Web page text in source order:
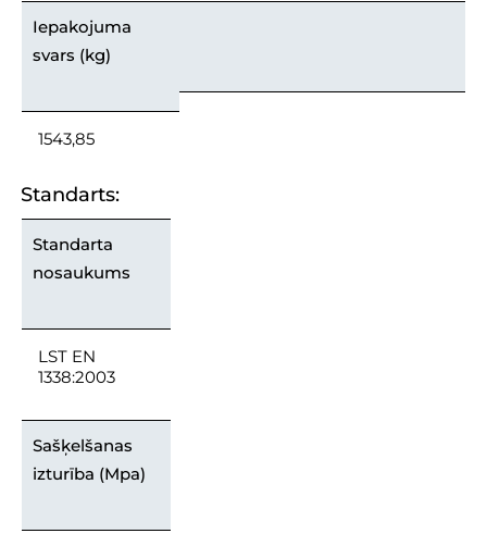
Iepakojuma
svars (kg)
1543,85
Standarts:
Standarta
nosaukums
LST EN
1338:2003
Sašķelšanas
izturība (Mpa)